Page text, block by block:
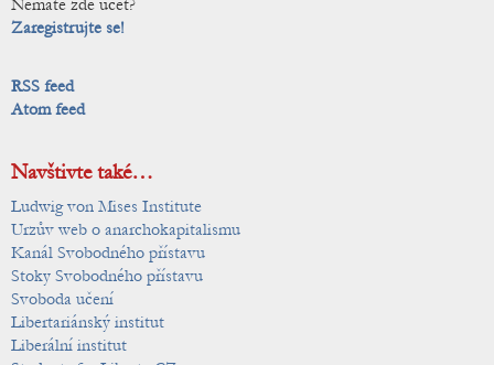
Nemáte zde účet?
Zaregistrujte se!
RSS feed
Atom feed
Navštivte také…
Ludwig von Mises Institute
Urzův web o anarchokapitalismu
Kanál Svobodného přístavu
Stoky Svobodného přístavu
Svoboda učení
Libertariánský institut
Liberální institut